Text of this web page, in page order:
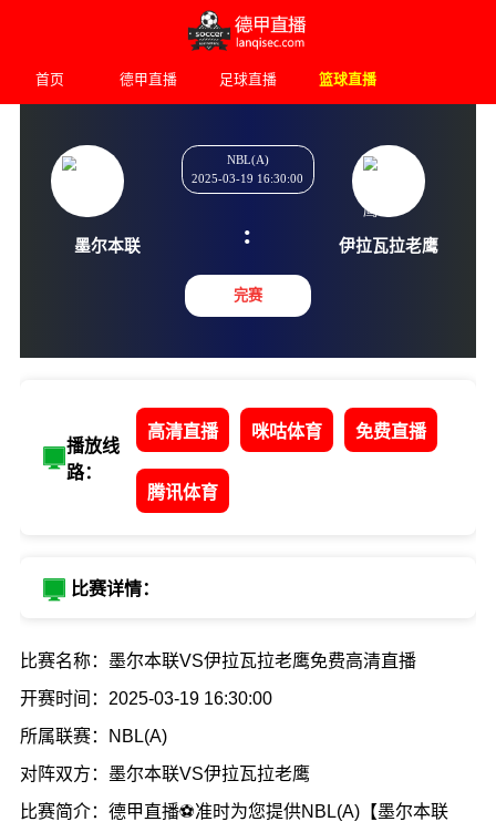
首页 德甲直播 足球直播 篮球直播
NBL(A)
2025-03-19 16:30:00
:
完赛
播放线
路：
高清直播 咪咕体育 免费直播
腾讯体育
比赛详情：
比赛名称：墨尔本联VS伊拉瓦拉老鹰免费高清直播
开赛时间：2025-03-19 16:30:00
所属联赛：NBL(A)
对阵双方：墨尔本联VS伊拉瓦拉老鹰
比赛简介：德甲直播⚽准时为您提供NBL(A)【墨尔本联